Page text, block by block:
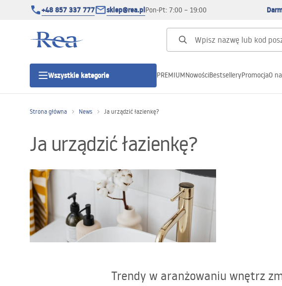
+48 857 337 777 sklep@rea.plPon-Pt: 7:00 – 19:00
Wszystkie kategorie
Kategorie produktowe
Kabiny prysznicowe
Brodziki prysznicowe
Odpływy liniowe
PREMIUMNowościBestselleryPromocjaO
Strona główna News Ja urządzić łazienkę?
Ja urządzić łazienkę?
Trendy w aranżowaniu wnętrz